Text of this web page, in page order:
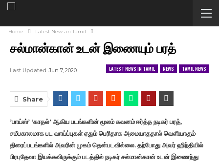
Home Latest News in Tamil
சல்மான்கான் உடன் இணையும் பரத்
LATEST NEWS IN TAMIL NEWS TAMIL NEWS
Last Updated Jun 7, 2020
Share
’பாய்ஸ்’ ‘காதல்’ ஆகிய படங்களின் மூலம் கவனம் ஈர்த்த நடிகர் பரத்,
சமீபகாலமாக பட வாய்ப்புகள் ஏதும் பெரிதாக அமையாததால் வெளியாகும்
திரைப்படங்களில் அவரின் முகம் தென்படவில்லை. தற்போது அவர் ஹிந்தியில்
பிரபுதேவா இயக்கவிருக்கும் படத்தில் நடிகர் சல்மான்கான் உடன் இணைந்து